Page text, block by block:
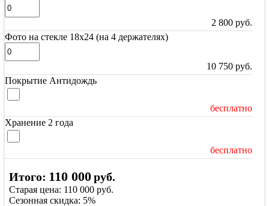
2 800 руб.
Фото на стекле 18х24 (на 4 держателях)
10 750 руб.
Покрытие Антидождь
бесплатно
Хранение 2 года
бесплатно
Итого: 110 000руб.
Старая цена: 110 000 руб.
Сезонная скидка: 5%